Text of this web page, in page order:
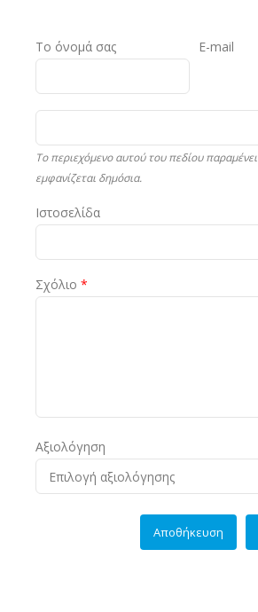
Το όνομά σας E-mail
Το περιεχόμενο αυτού του πεδίου παραμένει
εμφανίζεται δημόσια.
Ιστοσελίδα
Σχόλιο *
Αξιολόγηση